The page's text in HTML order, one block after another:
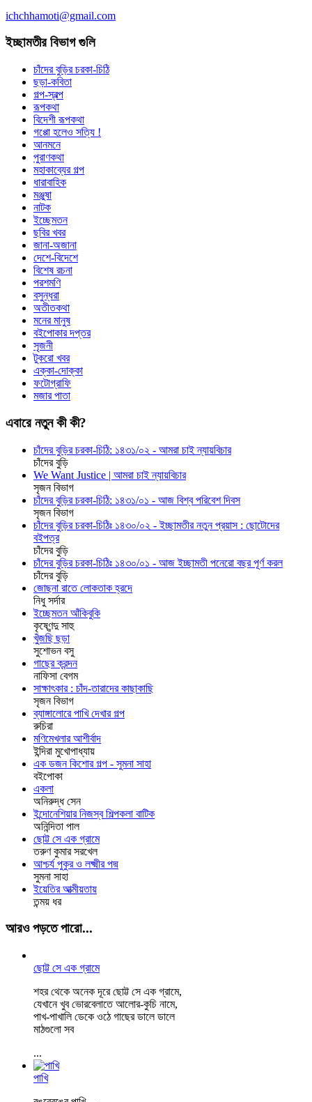
ichchhamoti@gmail.com
ইচ্ছামতীর বিভাগ গুলি
চাঁদের বুড়ির চরকা-চিঠি
ছড়া-কবিতা
গল্প-স্বল্প
রূপকথা
বিদেশী রূপকথা
গপ্পো হলেও সত্যি !
আনমনে
পুরাণকথা
মহাকাব্যের গল্প
ধারাবাহিক
মঞ্জুষা
নাটক
ইচ্ছেমতন
ছবির খবর
জানা-অজানা
দেশে-বিদেশে
বিশেষ রচনা
পরশমণি
বসুন্ধরা
অতীতকথা
মনের মানুষ
বইপোকার দপ্তর
সৃজনী
টুকরো খবর
এক্কা-দোক্কা
ফটোগ্রাফি
মজার পাতা
এবারে নতুন কী কী?
চাঁদের বুড়ির চরকা-চিঠি: ১৪৩১/০২ - আমরা চাই ন্যায়বিচার
চাঁদের বুড়ি
We Want Justice | আমরা চাই ন্যায়বিচার
সৃজন বিভাগ
চাঁদের বুড়ির চরকা-চিঠি: ১৪৩১/০১ - আজ বিশ্ব পরিবেশ দিবস
সৃজন বিভাগ
চাঁদের বুড়ির চরকা-চিঠিঃ ১৪৩০/০২ - ইচ্ছামতীর নতুন প্রয়াস : ছোটোদের
বইপত্র
চাঁদের বুড়ি
চাঁদের বুড়ির চরকা-চিঠিঃ ১৪৩০/০১ - আজ ইচ্ছামতী পনেরো বছর পূর্ণ করল
চাঁদের বুড়ি
জোছনা রাতে লোকতাক হ্রদে
নিধু সর্দার
ইচ্ছেমতন আঁকিবুকি
কৃষ্ণেন্দু সাহু
খুঁজছি ছড়া
সুশোভন বসু
গাছের ক্রন্দন
নাফিসা বেগম
সাক্ষাৎকার : চাঁদ-তারাদের কাছাকাছি
সৃজন বিভাগ
ব্যাঙ্গালোরে পাখি দেখার গল্প
রুচিরা
মণিমেখলার আশীর্বাদ
ইন্দিরা মুখোপাধ্যায়
এক ডজন কিশোর গল্প - সুমনা সাহা
বইপোকা
একলা
অনিরুদ্ধ সেন
ইন্দোনেশিয়ার নিজস্ব শিল্পকলা বাটিক
অনিন্দিতা পাল
ছোট্ট সে এক গ্রামে
তরুণ কুমার সরখেল
আশ্চর্য পুকুর ও লক্ষ্মীর পদ্ম
সুমনা সাহা
ইয়েতির আত্মীয়তায়
তন্ময় ধর
আরও পড়তে পারো...
ছোট্ট সে এক গ্রামে
শহর থেকে অনেক দূরে ছোট্ট সে এক গ্রামে,
যেখানে খুব ভোরবেলাতে আলোর-কুচি নামে,
পাখ-পাখালি ডেকে ওঠে গাছের ডালে ডালে
মাঠগুলো সব
...
পাখি